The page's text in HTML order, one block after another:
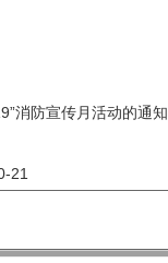
消防宣传月活动的通知
21